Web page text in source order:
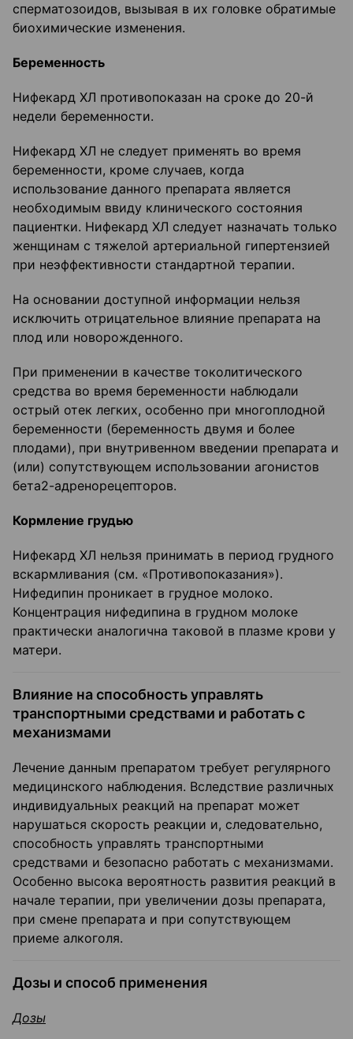
сперматозоидов, вызывая в их головке обратимые
биохимические изменения.
Беременность
Нифекард ХЛ противопоказан на сроке до 20-й
недели беременности.
Нифекард ХЛ не следует применять во время
беременности, кроме случаев, когда
использование данного препарата является
необходимым ввиду клинического состояния
пациентки. Нифекард ХЛ следует назначать только
женщинам с тяжелой артериальной гипертензией
при неэффективности стандартной терапии.
На основании доступной информации нельзя
исключить отрицательное влияние препарата на
плод или новорожденного.
При применении в качестве токолитического
средства во время беременности наблюдали
острый отек легких, особенно при многоплодной
беременности (беременность двумя и более
плодами), при внутривенном введении препарата и
(или) сопутствующем использовании агонистов
бета2-адренорецепторов.
Кормление грудью
Нифекард ХЛ нельзя принимать в период грудного
вскармливания (см. «Противопоказания»).
Нифедипин проникает в грудное молоко.
Концентрация нифедипина в грудном молоке
практически аналогична таковой в плазме крови у
матери.
Влияние на способность управлять
транспортными средствами и работать с
механизмами
Лечение данным препаратом требует регулярного
медицинского наблюдения. Вследствие различных
индивидуальных реакций на препарат может
нарушаться скорость реакции и, следовательно,
способность управлять транспортными
средствами и безопасно работать с механизмами.
Особенно высока вероятность развития реакций в
начале терапии, при увеличении дозы препарата,
при смене препарата и при сопутствующем
приеме алкоголя.
Дозы и способ применения
Дозы